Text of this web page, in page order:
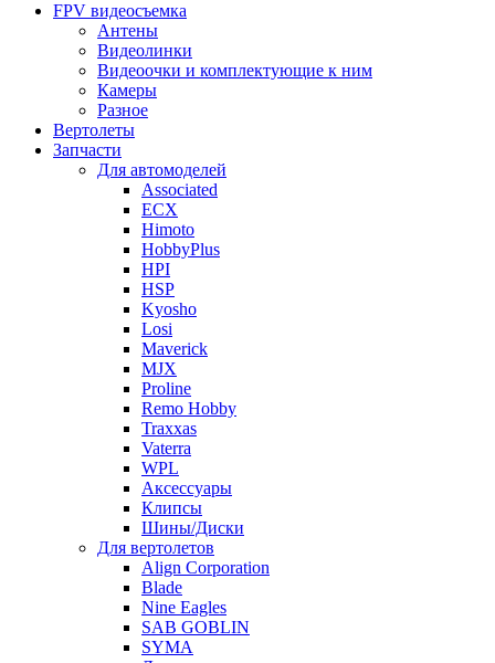
FPV видеосъемка
Антены
Видеолинки
Видеоочки и комплектующие к ним
Камеры
Разное
Вертолеты
Запчасти
Для автомоделей
Associated
ECX
Himoto
HobbyPlus
HPI
HSP
Kyosho
Losi
Maverick
MJX
Proline
Remo Hobby
Traxxas
Vaterra
WPL
Аксессуары
Клипсы
Шины/Диски
Для вертолетов
Align Corporation
Blade
Nine Eagles
SAB GOBLIN
SYMA